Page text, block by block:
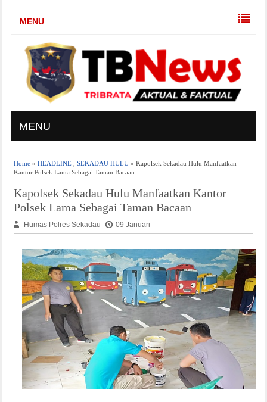
MENU
MENU
Home» HEADLINE, SEKADAU HULU» Kapolsek Sekadau Hulu Manfaatkan
Kantor Polsek Lama Sebagai Taman Bacaan
Kapolsek Sekadau Hulu Manfaatkan Kantor
Polsek Lama Sebagai Taman Bacaan
Humas Polres Sekadau 09 Januari